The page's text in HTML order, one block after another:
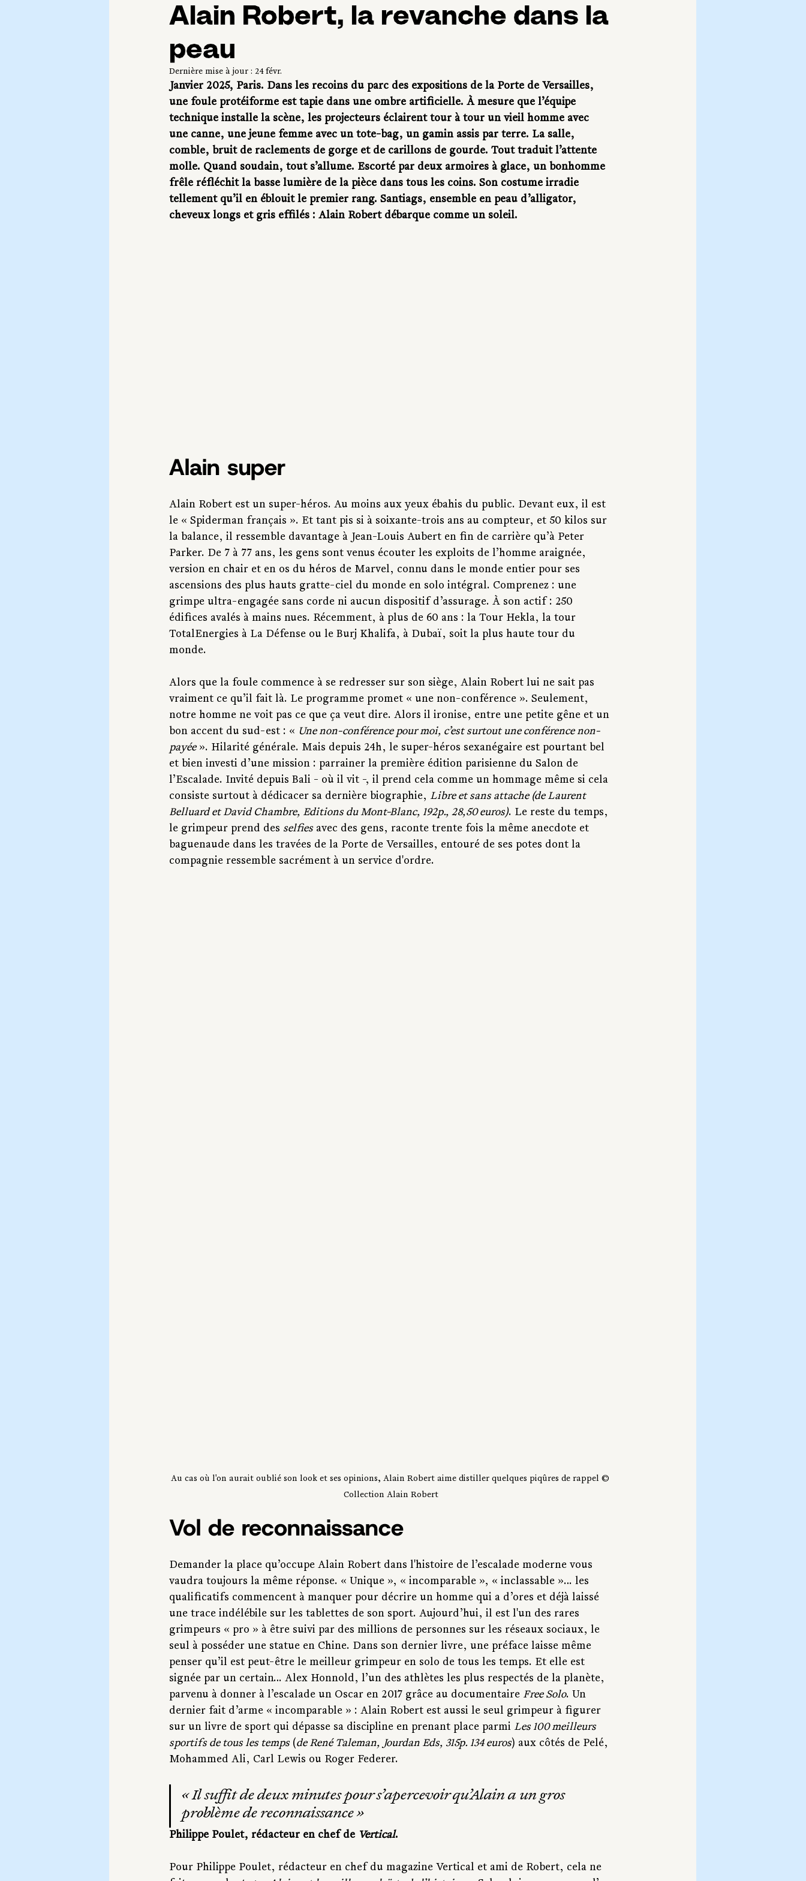
Alain Robert, la revanche dans la
peau
Dernière mise à jour : 24 févr.
Janvier 2025, Paris. Dans les recoins du parc des expositions de la Porte de Versailles,
une foule protéiforme est tapie dans une ombre artificielle. À mesure que l’équipe
technique installe la scène, les projecteurs éclairent tour à tour un vieil homme avec
une canne, une jeune femme avec un tote-bag, un gamin assis par terre. La salle,
comble, bruit de raclements de gorge et de carillons de gourde. Tout traduit l’attente
molle. Quand soudain, tout s’allume. Escorté par deux armoires à glace, un bonhomme
frêle réfléchit la basse lumière de la pièce dans tous les coins. Son costume irradie
tellement qu’il en éblouit le premier rang. Santiags, ensemble en peau d’alligator,
cheveux longs et gris effilés : Alain Robert débarque comme un soleil.
Alain super
Alain Robert est un super-héros. Au moins aux yeux ébahis du public. Devant eux, il est
le « Spiderman français ». Et tant pis si à soixante-trois ans au compteur, et 50 kilos sur
la balance, il ressemble davantage à Jean-Louis Aubert en fin de carrière qu’à Peter
Parker. De 7 à 77 ans, les gens sont venus écouter les exploits de l’homme araignée,
version en chair et en os du héros de Marvel, connu dans le monde entier pour ses
ascensions des plus hauts gratte-ciel du monde en solo intégral. Comprenez : une
grimpe ultra-engagée sans corde ni aucun dispositif d’assurage. À son actif : 250
édifices avalés à mains nues. Récemment, à plus de 60 ans : la Tour Hekla, la tour
TotalEnergies à La Défense ou le Burj Khalifa, à Dubaï, soit la plus haute tour du
monde.
Alors que la foule commence à se redresser sur son siège, Alain Robert lui ne sait pas
vraiment ce qu’il fait là. Le programme promet « une non-conférence ». Seulement,
notre homme ne voit pas ce que ça veut dire. Alors il ironise, entre une petite gêne et un
bon accent du sud-est : « Une non-conférence pour moi, c’est surtout une conférence non-
payée ». Hilarité générale. Mais depuis 24h, le super-héros sexanégaire est pourtant bel
et bien investi d’une mission : parrainer la première édition parisienne du Salon de
l’Escalade. Invité depuis Bali - où il vit -, il prend cela comme un hommage même si cela
consiste surtout à dédicacer sa dernière biographie, Libre et sans attache (de Laurent
Belluard et David Chambre, Editions du Mont-Blanc, 192p., 28,50 euros). Le reste du temps,
le grimpeur prend des selfies avec des gens, raconte trente fois la même anecdote et
baguenaude dans les travées de la Porte de Versailles, entouré de ses potes dont la
compagnie ressemble sacrément à un service d'ordre.
Au cas où l'on aurait oublié son look et ses opinions, Alain Robert aime distiller quelques piqûres de rappel ©
Collection Alain Robert
Vol de reconnaissance
Demander la place qu’occupe Alain Robert dans l'histoire de l’escalade moderne vous
vaudra toujours la même réponse. « Unique », « incomparable », « inclassable »… les
qualificatifs commencent à manquer pour décrire un homme qui a d’ores et déjà laissé
une trace indélébile sur les tablettes de son sport. Aujourd’hui, il est l'un des rares
grimpeurs « pro » à être suivi par des millions de personnes sur les réseaux sociaux, le
seul à posséder une statue en Chine. Dans son dernier livre, une préface laisse même
penser qu’il est peut-être le meilleur grimpeur en solo de tous les temps. Et elle est
signée par un certain… Alex Honnold, l’un des athlètes les plus respectés de la planète,
parvenu à donner à l’escalade un Oscar en 2017 grâce au documentaire Free Solo. Un
dernier fait d’arme « incomparable » : Alain Robert est aussi le seul grimpeur à figurer
sur un livre de sport qui dépasse sa discipline en prenant place parmi Les 100 meilleurs
sportifs de tous les temps (de René Taleman, Jourdan Eds, 315p. 134 euros) aux côtés de Pelé,
Mohammed Ali, Carl Lewis ou Roger Federer.
« Il suffit de deux minutes pour s’apercevoir qu’Alain a un gros
problème de reconnaissance »
Philippe Poulet, rédacteur en chef de Vertical.
Pour Philippe Poulet, rédacteur en chef du magazine Vertical et ami de Robert, cela ne